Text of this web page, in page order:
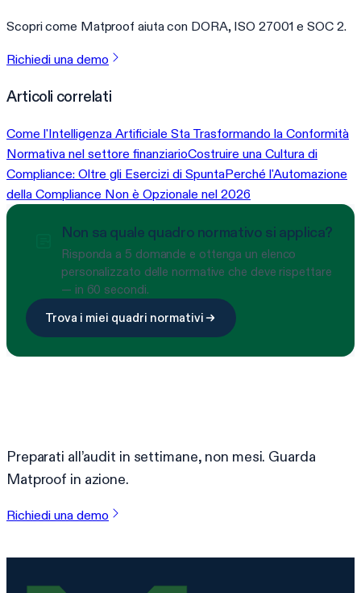
Scopri come Matproof aiuta con DORA, ISO 27001 e SOC 2.
Richiedi una demo
Articoli correlati
Come l'Intelligenza Artificiale Sta Trasformando la Conformità
Normativa nel settore finanziarioCostruire una Cultura di
Compliance: Oltre gli Esercizi di SpuntaPerché l'Automazione
della Compliance Non è Opzionale nel 2026
Non sa quale quadro normativo si applica?
Risponda a 5 domande e ottenga un elenco
personalizzato delle normative che deve rispettare
— in 60 secondi.
Trova i miei quadri normativi
Preparati all’audit in settimane, non mesi. Guarda
Matproof in azione.
Richiedi una demo